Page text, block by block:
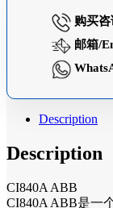
购买
邮箱/
Description
Description
CI840A ABB
CI840A ABB是一